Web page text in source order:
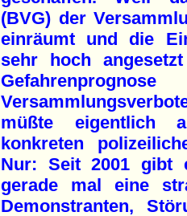
(BVG) der
einräumt und die
sehr hoch
müßte eigentlich
konkreten
Nur: Seit 2001 gibt
gerade mal eine
Demonstranten,